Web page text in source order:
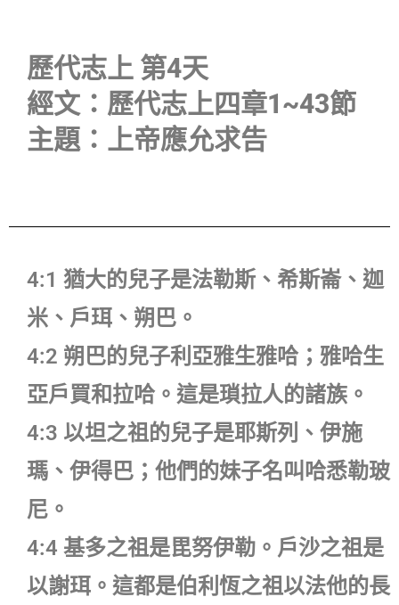
歷代志上 第4天
經文：歷代志上四章1~43節
主題：上帝應允求告
4:1 猶大的兒子是法勒斯、希斯崙、迦
米、戶珥、朔巴。
4:2 朔巴的兒子利亞雅生雅哈；雅哈生
亞戶買和拉哈。這是瑣拉人的諸族。
4:3 以坦之祖的兒子是耶斯列、伊施
瑪、伊得巴；他們的妹子名叫哈悉勒玻
尼。
4:4 基多之祖是毘努伊勒。戶沙之祖是
以謝珥。這都是伯利恆之祖以法他的長